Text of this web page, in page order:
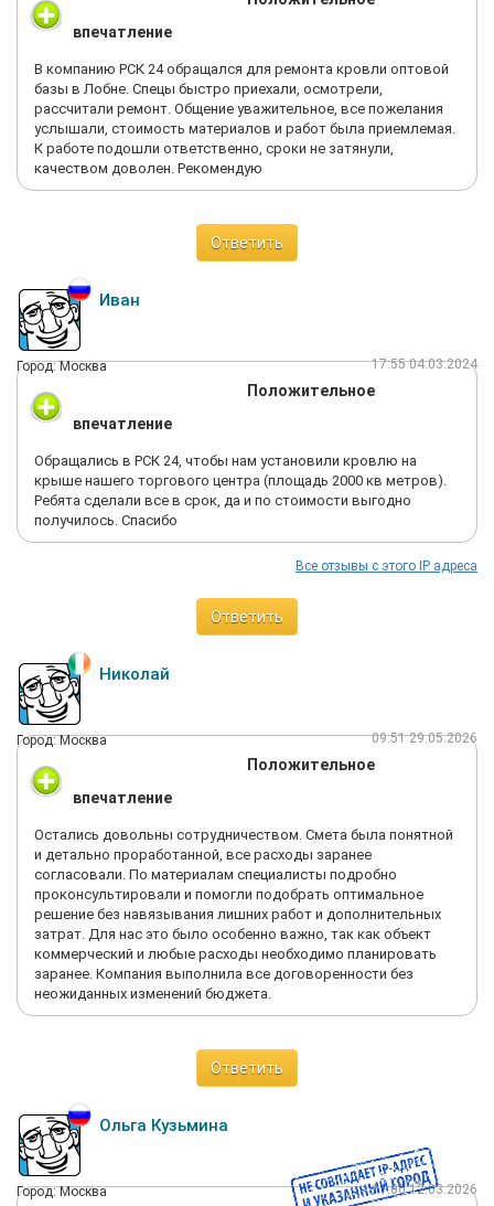
впечатление
В компанию РСК 24 обращался для ремонта кровли оптовой
базы в Лобне. Спецы быстро приехали, осмотрели,
рассчитали ремонт. Общение уважительное, все пожелания
услышали, стоимость материалов и работ была приемлемая.
К работе подошли ответственно, сроки не затянули,
качеством доволен. Рекомендую
Ответить
Иван
Город: Москва 17:55 04.03.2024
Положительное
впечатление
Обращались в РСК 24, чтобы нам установили кровлю на
крыше нашего торгового центра (площадь 2000 кв метров).
Ребята сделали все в срок, да и по стоимости выгодно
получилось. Спасибо
Все отзывы с этого IP адреса
Ответить
Николай
Город: Москва 09:51 29.05.2026
Положительное
впечатление
Остались довольны сотрудничеством. Смета была понятной
и детально проработанной, все расходы заранее
согласовали. По материалам специалисты подробно
проконсультировали и помогли подобрать оптимальное
решение без навязывания лишних работ и дополнительных
затрат. Для нас это было особенно важно, так как объект
коммерческий и любые расходы необходимо планировать
заранее. Компания выполнила все договоренности без
неожиданных изменений бюджета.
Ответить
Ольга Кузьмина
Город: Москва 11:00 12.03.2026